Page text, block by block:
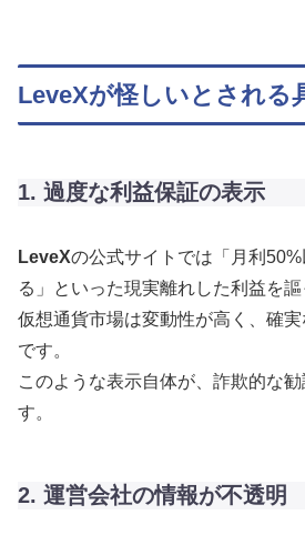
LeveXが怪しいとされる
1. 過度な利益保証の表示
LeveXの公式サイトでは「月利
る」といった現実離れした利益を謳
仮想通貨市場は変動性が高く、確
です。
このような表示自体が、詐欺的な
す。
2. 運営会社の情報が不透明